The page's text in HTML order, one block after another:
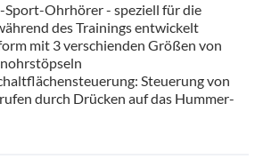
Sport-Ohrhörer - speziell für die
des Trainings entwickelt
mit 3 verschienden Größen von
Steuerung von
durch Drücken auf das Hummer-